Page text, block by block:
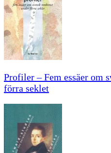
Profiler – Fem essäer om
förra seklet